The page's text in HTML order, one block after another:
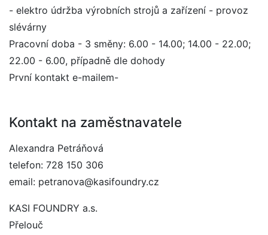
- elektro údržba výrobních strojů a zařízení - provoz
slévárny
Pracovní doba - 3 směny: 6.00 - 14.00; 14.00 - 22.00;
22.00 - 6.00, případně dle dohody
První kontakt e-mailem-
Kontakt na zaměstnavatele
Alexandra Petráňová
telefon: 728 150 306
email: petranova@kasifoundry.cz
KASI FOUNDRY a.s.
Přelouč